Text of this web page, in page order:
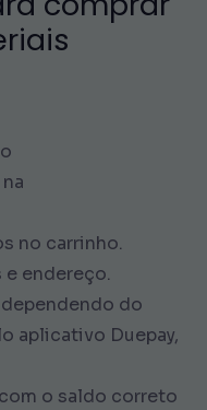
no carrinho.
e endereço.
do
aplicativo Duepay,
o saldo correto